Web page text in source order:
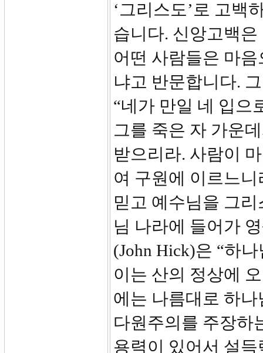
‘그리스도’로 고백
습니다. 신앙고백
어떤 사람들은 마
냐고 반문합니다.
“네가 만일 네 입으
그를 죽은 자 가운
받으리라. 사람이
여 구원에 이르느
믿고 예수님을 그
님 나라에 들어가
(John Hick)은 “하
이는 산의 정상에
에는 나름대로 하
다원주의를 주장하
용력이 있어서 설